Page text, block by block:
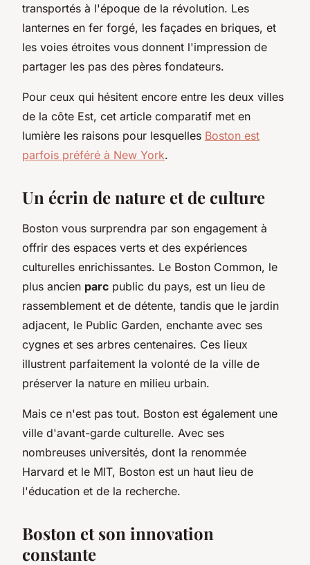
transportés à l'époque de la révolution. Les
lanternes en fer forgé, les façades en briques, et
les voies étroites vous donnent l'impression de
partager les pas des pères fondateurs.
Pour ceux qui hésitent encore entre les deux villes
de la côte Est, cet article comparatif met en
lumière les raisons pour lesquelles Boston est
parfois préféré à New York.
Un écrin de nature et de culture
Boston vous surprendra par son engagement à
offrir des espaces verts et des expériences
culturelles enrichissantes. Le Boston Common, le
plus ancien parc public du pays, est un lieu de
rassemblement et de détente, tandis que le jardin
adjacent, le Public Garden, enchante avec ses
cygnes et ses arbres centenaires. Ces lieux
illustrent parfaitement la volonté de la ville de
préserver la nature en milieu urbain.
Mais ce n'est pas tout. Boston est également une
ville d'avant-garde culturelle. Avec ses
nombreuses universités, dont la renommée
Harvard et le MIT, Boston est un haut lieu de
l'éducation et de la recherche.
Boston et son innovation
constante